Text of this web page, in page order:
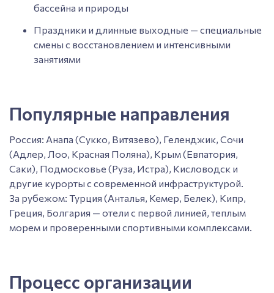
бассейна и природы
Праздники и длинные выходные — специальные
смены с восстановлением и интенсивными
занятиями
Популярные направления
Россия: Анапа (Сукко, Витязево), Геленджик, Сочи
(Адлер, Лоо, Красная Поляна), Крым (Евпатория,
Саки), Подмосковье (Руза, Истра), Кисловодск и
другие курорты с современной инфраструктурой.
За рубежом: Турция (Анталья, Кемер, Белек), Кипр,
Греция, Болгария — отели с первой линией, теплым
морем и проверенными спортивными комплексами.
Процесс организации